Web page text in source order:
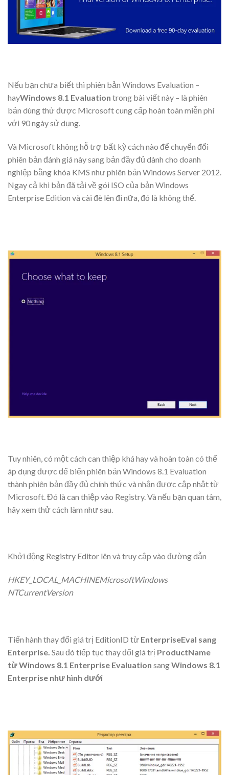
Nếu bạn chưa biết thì phiên bản Windows Evaluation –
hayWindows 8.1 Evaluation trong bài viết này – là phiên
bản dùng thử được Microsoft cung cấp hoàn toàn miễn phí
với 90 ngày sử dụng.
Và Microsoft không hỗ trợ bất kỳ cách nào để chuyển đổi
phiên bản đánh giá này sang bản đầy đủ dành cho doanh
nghiệp bằng khóa KMS như phiên bản Windows Server 2012.
Ngay cả khi bản đã tải về gói ISO của bản Windows
Enterprise Edition và cài đè lên đi nữa, đó là không thể.
Tuy nhiên, có một cách can thiệp khá hay và hoàn toàn có thể
áp dụng được để biến phiên bản Windows 8.1 Evaluation
thành phiên bản đầy đủ chính thức và nhận được cập nhật từ
Microsoft. Đó là can thiệp vào Registry. Và nếu bạn quan tâm,
hãy xem thử cách làm như sau.
Khởi động Registry Editor lên và truy cập vào đường dẫn
HKEY_LOCAL_MACHINEMicrosoftWindows
NTCurrentVersion
Tiến hành thay đổi giá trị EditionID từ EnterpriseEval sang
Enterprise. Sau đó tiếp tục thay đổi giá trị ProductName
từ Windows 8.1 Enterprise Evaluation sangWindows 8.1
Enterprise như hình dưới